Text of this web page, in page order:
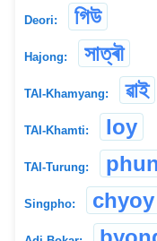
Deori: গিউ
Hajong: সাত্ৰৗ
TAI-Khamyang: ৱাই
TAI-Khamti: loy
TAI-Turung:
Singpho: